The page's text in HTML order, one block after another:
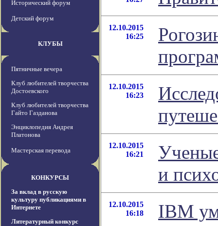
Исторический форум
Детский форум
КЛУБЫ
Пятничные вечера
Клуб любителей творчества
Достоевского
Клуб любителей творчества
Гайто Газданова
Энциклопедия Андрея
Платонова
Мастерская перевода
КОНКУРСЫ
За вклад в русскую
культуру публикациями в
Интернете
Литературный конкурс
12.10.2015
16:25
12.10.2015
16:23
12.10.2015
16:21
и
12.10.2015
16:18
IBM